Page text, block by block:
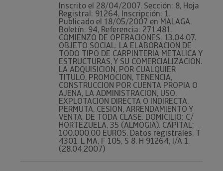
Inscrito el 28/04/2007. Sección: 8, Hoja
Registral: 91264, Inscripción: 1.
Publicado el 18/05/2007 en MALAGA.
Boletín: 94, Referencia: 271.481.
COMIENZO DE OPERACIONES: 13.04.07.
OBJETO SOCIAL: LA ELABORACION DE
TODO TIPO DE CARPINTERIA METALICA Y
ESTRUCTURAS, Y SU COMERCIALIZACION.
LA ADQUISICION, POR CUALQUIER
TITULO, PROMOCION, TENENCIA,
CONSTRUCCION POR CUENTA PROPIA O
AJENA, LA ADMINISTRACION, USO,
EXPLOTACION DIRECTA O INDIRECTA,
PERMUTA, CESION, ARRENDAMIENTO Y
VENTA, DE TODA CLASE. DOMICILIO: C/
HORTEZUELA, 35 (ALMOGIA). CAPITAL:
100.000,00 EUROS. Datos registrales. T
4301, L MA, F 105, S 8, H 91264, I/A 1,
(28.04.2007)